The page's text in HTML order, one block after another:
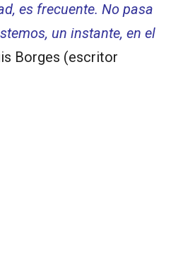
es frecuente. No pasa
un instante, en el
Borges (escritor